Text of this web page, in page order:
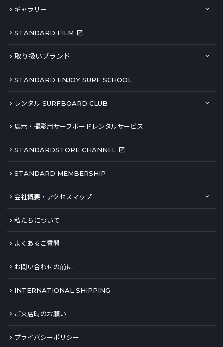
ギャラリー
STANDARD FILM
取り扱いブランド
STANDARD ENJOY SURF SCHOOL
レンタル SURFBOARD CLUB
展示・撮影用サーフボードレンタルサービス
STANDARDSTORE CHANNEL
STANDARD MEMBERSHIP
会社概要・アクセスマップ
私たちについて
よくあるご質問
お問い合わせの前に
INTERNATIONAL SHIPPING
ご来店時のお願い
プライバシーポリシー